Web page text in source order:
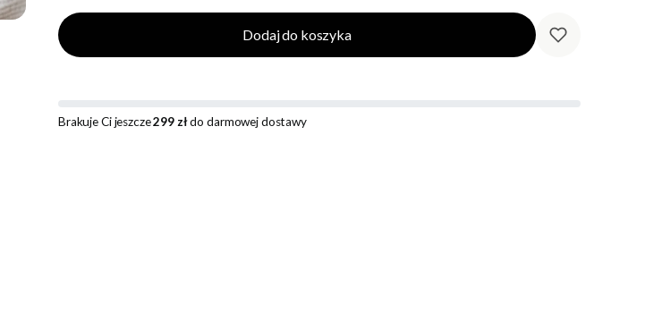
Dodaj do koszyka
Brakuje Ci jeszcze299 złdo darmowej dostawy